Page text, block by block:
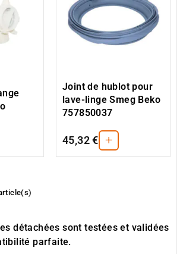
Joint de hublot pour
lave-linge Smeg Beko
757850037
45,32 € +
détachées sont testées et validées
parfaite.